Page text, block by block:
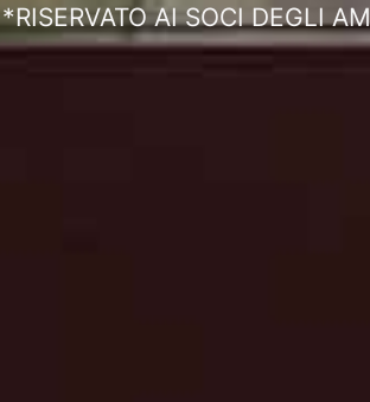
*RISERVATO AI SOCI DEGLI